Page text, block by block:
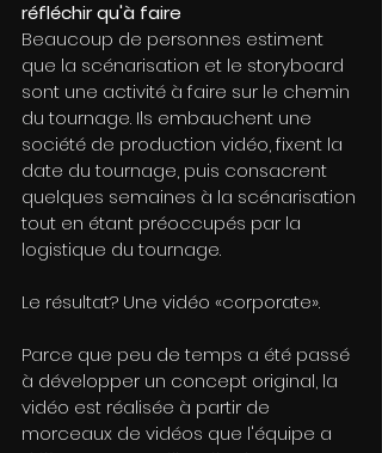
réfléchir qu'à faire
Beaucoup de personnes estiment
que la scénarisation et le storyboard
sont une activité à faire sur le chemin
du tournage. Ils embauchent une
société de production vidéo, fixent la
date du tournage, puis consacrent
quelques semaines à la scénarisation
tout en étant préoccupés par la
logistique du tournage.
Le résultat? Une vidéo «corporate».
Parce que peu de temps a été passé
à développer un concept original, la
vidéo est réalisée à partir de
morceaux de vidéos que l'équipe a